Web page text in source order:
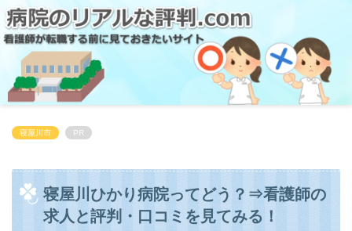
寝屋川市 PR
寝屋川ひかり病院ってどう？⇒看護師の
求人と評判・口コミを見てみる！